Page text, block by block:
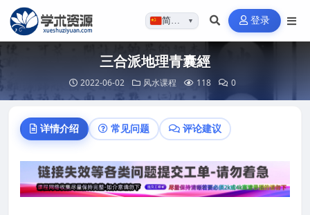
简体…▼ 登录
三合派地理青囊經
2022-06-02 风水课程 118 0
详情介绍 常见问题 评论建议